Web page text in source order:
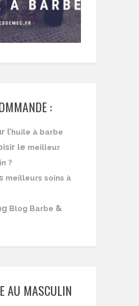
:
l’ huile à barbe
le meilleur
?
meilleurs soins à
Blog Barbe &
AU MASCULIN